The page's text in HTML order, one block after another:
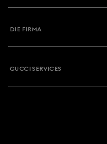
DIE FIRMA
GUCCI SERVICES